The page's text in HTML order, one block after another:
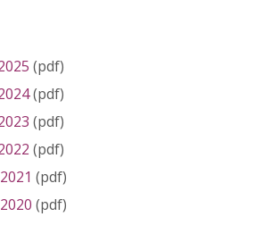
(pdf)
(pdf)
(pdf)
(pdf)
(pdf)
(pdf)